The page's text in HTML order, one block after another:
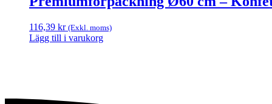
116,39 kr (Exkl. moms)
Lägg till i varukorg